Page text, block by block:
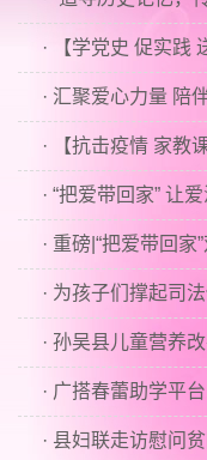
· 汇聚爱心力量 陪
· “把爱带回家” 让
· 重磅|“把爱带回
· 为孩子们撑起司
· 孙吴县儿童营养
· 广搭春蕾助学平
· 县妇联走访慰问